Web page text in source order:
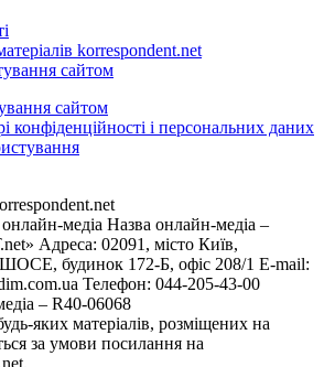
korrespondent.net
сайтом
сайтом
конфіденційності і персональних даних
медіа Назва онлайн-медіа –
Адреса: 02091, місто Київ,
будинок 172-Б, офіс 208/1 E-mail:
Телефон: 044-205-43-00
– R40-06068
яких матеріалів, розміщених на
за умови посилання на